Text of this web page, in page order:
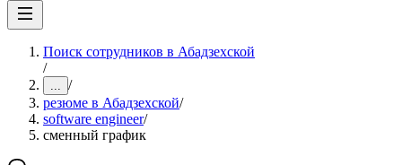
Поиск сотрудников в Абадзехской
/
... /
резюме в Абадзехской/
software engineer/
сменный график